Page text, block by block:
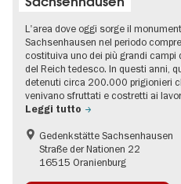
L'area dove oggi sorge il
Sachsenhausen nel periodo
costituiva uno dei più grandi
del Reich tedesco. In questi anni,
detenuti circa 200.000 prigionieri
venivano sfruttati e costretti ai
Leggi tutto
Gedenkstätte Sachsenhausen
Straße der Nationen 22
16515 Oranienburg